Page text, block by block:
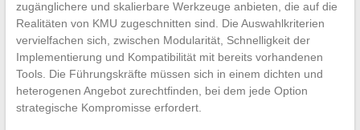
zugänglichere und skalierbare Werkzeuge anbieten, die auf die
Realitäten von KMU zugeschnitten sind. Die Auswahlkriterien
vervielfachen sich, zwischen Modularität, Schnelligkeit der
Implementierung und Kompatibilität mit bereits vorhandenen
Tools. Die Führungskräfte müssen sich in einem dichten und
heterogenen Angebot zurechtfinden, bei dem jede Option
strategische Kompromisse erfordert.